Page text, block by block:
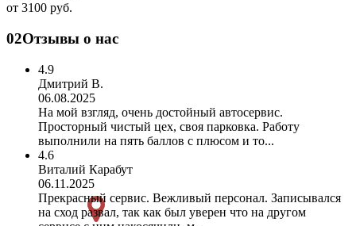
от 3100 руб.
02Отзывы о нас
4.9
Дмитрий В.
06.08.2025
На мой взгляд, очень достойный автосервис.
Просторный чистый цех, своя парковка. Работу
выполнили на пять баллов с плюсом и то...
4.6
Виталий Карабут
06.11.2025
Прекрасный сервис. Вежливый персонал. Записывался
на сход развал, так как был уверен что на другом